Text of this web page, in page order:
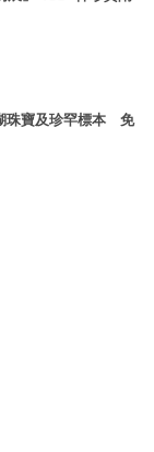
珠寶及珍罕標本 免